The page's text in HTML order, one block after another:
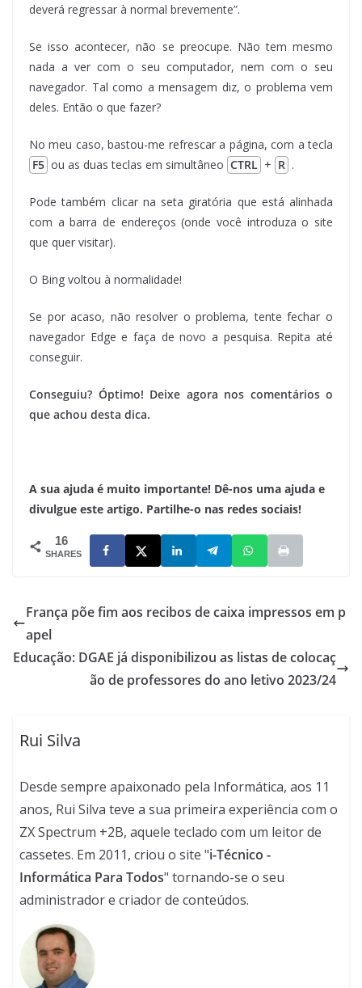
deverá regressar à normal brevemente”.
Se isso acontecer, não se preocupe. Não tem mesmo
nada a ver com o seu computador, nem com o seu
navegador. Tal como a mensagem diz, o problema vem
deles. Então o que fazer?
No meu caso, bastou-me refrescar a página, com a tecla
F5 ou as duas teclas em simultâneo CTRL + R .
Pode também clicar na seta giratória que está alinhada
com a barra de endereços (onde você introduza o site
que quer visitar).
O Bing voltou à normalidade!
Se por acaso, não resolver o problema, tente fechar o
navegador Edge e faça de novo a pesquisa. Repita até
conseguir.
Conseguiu? Óptimo! Deixe agora nos comentários o
que achou desta dica.
A sua ajuda é muito importante! Dê-nos uma ajuda e
divulgue este artigo. Partilhe-o nas redes sociais!
16
SHARES
França põe fim aos recibos de caixa impressos em p
apel
Educação: DGAE já disponibilizou as listas de colocaç
ão de professores do ano letivo 2023/24
Rui Silva
Desde sempre apaixonado pela Informática, aos 11
anos, Rui Silva teve a sua primeira experiência com o
ZX Spectrum +2B, aquele teclado com um leitor de
cassetes. Em 2011, criou o site "i-Técnico -
Informática Para Todos" tornando-se o seu
administrador e criador de conteúdos.